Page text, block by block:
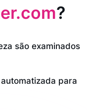
?
são examinados
para